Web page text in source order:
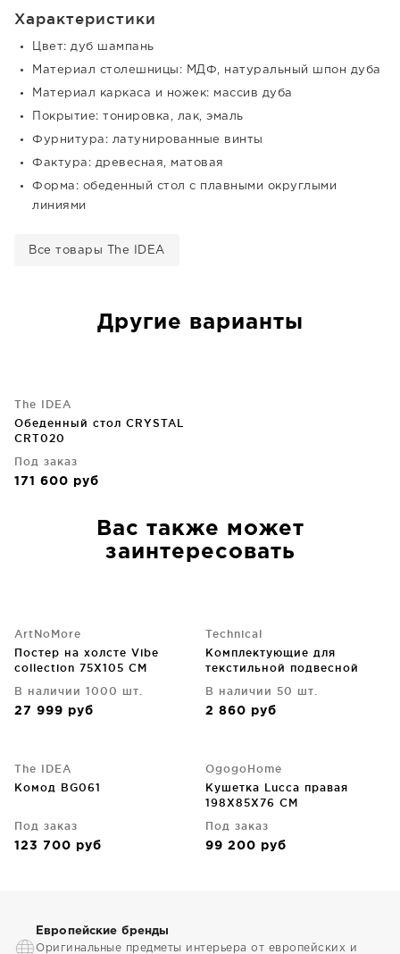
Характеристики
Цвет: дуб шампань
Материал столешницы: МДФ, натуральный шпон дуба
Материал каркаса и ножек: массив дуба
Покрытие: тонировка, лак, эмаль
Фурнитура: латунированные винты
Фактура: древесная, матовая
Форма: обеденный стол с плавными округлыми
линиями
Все товары The IDEA
Другие варианты
The IDEA
Обеденный стол CRYSTAL
CRT020
Под заказ
171 600 руб
Вас также может
заинтересовать
ArtNoMore
Постер на холсте Vibe
collection 75X105 CM
В наличии 1000 шт.
27 999 руб
Technical
Комплектующие для
текстильной подвесной
В наличии 50 шт.
2 860 руб
The IDEA
Комод BG061
Под заказ
123 700 руб
OgogoHome
Кушетка Lucca правая
198X85X76 CM
Под заказ
99 200 руб
Европейские бренды
Оригинальные предметы интерьера от европейских и